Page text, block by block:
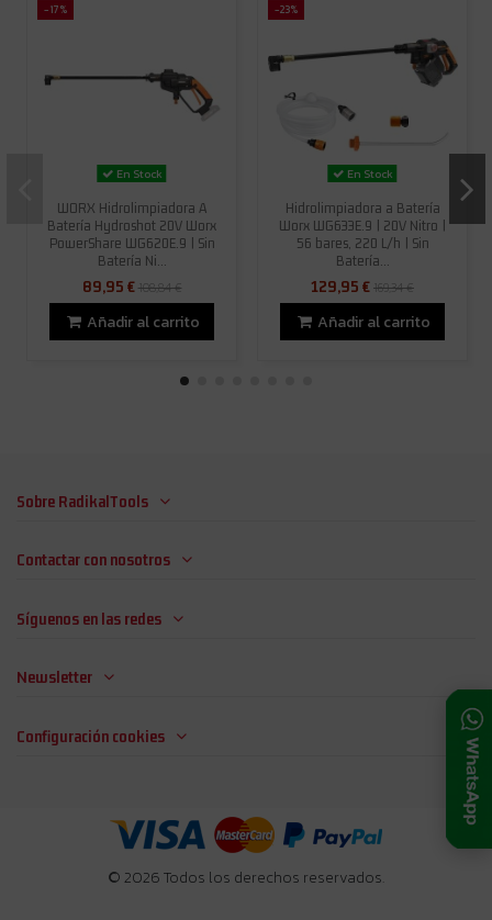
-17%
En Stock
WORX Hidrolimpiadora A
Batería Hydroshot 20V Worx
PowerShare WG620E.9 | Sin
Batería Ni...
89,95 €108,84 €
Añadir al carrito
-23%
En Stock
Hidrolimpiadora a Batería
Worx WG633E.9 | 20V Nitro |
56 bares, 220 L/h | Sin
Batería...
129,95 €169,34 €
Añadir al carrito
Sobre RadikalTools
Contactar con nosotros
Síguenos en las redes
Newsletter
Configuración cookies
© 2026 Todos los derechos reservados.